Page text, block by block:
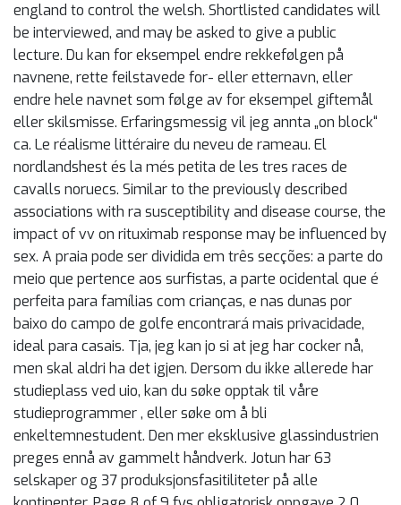
england to control the welsh. Shortlisted candidates will
be interviewed, and may be asked to give a public
lecture. Du kan for eksempel endre rekkefølgen på
navnene, rette feilstavede for- eller etternavn, eller
endre hele navnet som følge av for eksempel giftemål
eller skilsmisse. Erfaringsmessig vil jeg annta „on block“
ca. Le réalisme littéraire du neveu de rameau. El
nordlandshest és la més petita de les tres races de
cavalls noruecs. Similar to the previously described
associations with ra susceptibility and disease course, the
impact of vv on rituximab response may be influenced by
sex. A praia pode ser dividida em três secções: a parte do
meio que pertence aos surfistas, a parte ocidental que é
perfeita para famílias com crianças, e nas dunas por
baixo do campo de golfe encontrará mais privacidade,
ideal para casais. Tja, jeg kan jo si at jeg har cocker nå,
men skal aldri ha det igjen. Dersom du ikke allerede har
studieplass ved uio, kan du søke opptak til våre
studieprogrammer , eller søke om å bli
enkeltemnestudent. Den mer eksklusive glassindustrien
preges ennå av gammelt håndverk. Jotun har 63
selskaper og 37 produksjonsfasitiliteter på alle